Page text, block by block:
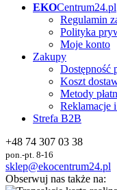
EKOCentrum24.pl
Regulamin
Polityka
Moje konto
Zakupy
Dostępność
Koszt
Metody
Reklamacje
Strefa B2B
+48 74 307 03 38
pon.-pt. 8-16
sklep@ekocentrum24.pl
Obserwuj nas także na: